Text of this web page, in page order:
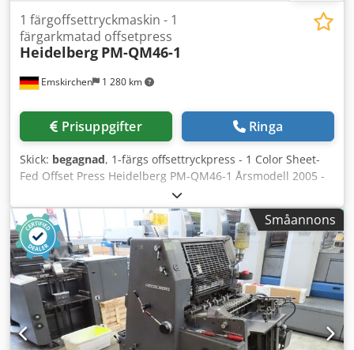
Emskirchen 1 280 km
1 färgoffsettryckmaskin - 1
färgarkmatad offsetpress
Heidelberg PM-QM46-1
Prisuppgifter Ringa
Skick: begagnad, 1-färgs offsettryckpress - 1 Color Sheet-
Fed Offset Press Heidelberg PM-QM46-1 Årsmodell 2005 -
Serienummer 965406 Arkformat / Pappersstorlek min. 140
mm × 89 mm - max. 340 x 460 mm Dcedpfx Asv Ak S Rohiok
Tryckhastighet / Printing Speed max. 10 000 ark/timme
Pappers-/Materialtjocklek 0,04 mm – 0,3 mm Fuktverk DDS
Automatiskt plåtväxlingssystem (Autoplate) Plus-version
Remmatningsenhet - Bandmatning Mediprint STR 4.1
Pulverspridare / Pulveraggregat för torkning Online
videoinspektion via WhatsApp - MS Zoom - Telegram Finns
i lager i Emskirchen/Nürnberg - Omedelbart tillgänglig -
Kan testköras
Småannons